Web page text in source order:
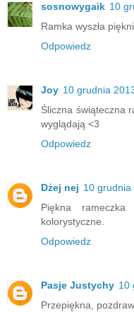
sosnowygaik 10
Ramka wyszła
Odpowiedz
Joy 10 grudnia
Śliczna świąteczna
wyglądają <3
Odpowiedz
Dżej nej 10
Piękna
kolorystyczne.
Odpowiedz
Pasje Justychy 10
Przepiękna,